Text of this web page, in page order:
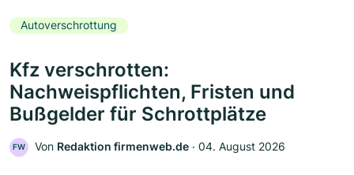
Autoverschrottung
Kfz verschrotten:
Nachweispflichten, Fristen und
Bußgelder für Schrottplätze
FW Von Redaktion firmenweb.de ‧ 04. August 2026